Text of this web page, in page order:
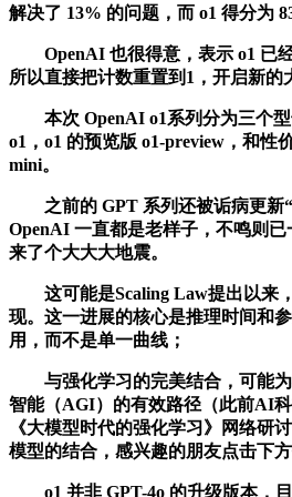
解决了 13% 的问题，而 o1 得分为
OpenAI 也很得意，表示 o1 已经
所以直接把计数重置到1，开启新的
本次 OpenAI o1系列分为三个型
o1，o1 的预览版 o1-preview，和性
mini。
之前的 GPT 系列还被诟病更新“
OpenAI 一直都是老样子，不鸣则
来了个大大大地震。
这可能是Scaling Law提出以来
现。这一进展的核心是推理时间和
用，而不是单一曲线；
与强化学习的完美结合，可能为
智能（AGI）的有效路径（此前AI
《大模型时代的强化学习》网络研
模型的结合，感兴趣的朋友点击下
o1 并非 GPT-4o 的升级版本，目